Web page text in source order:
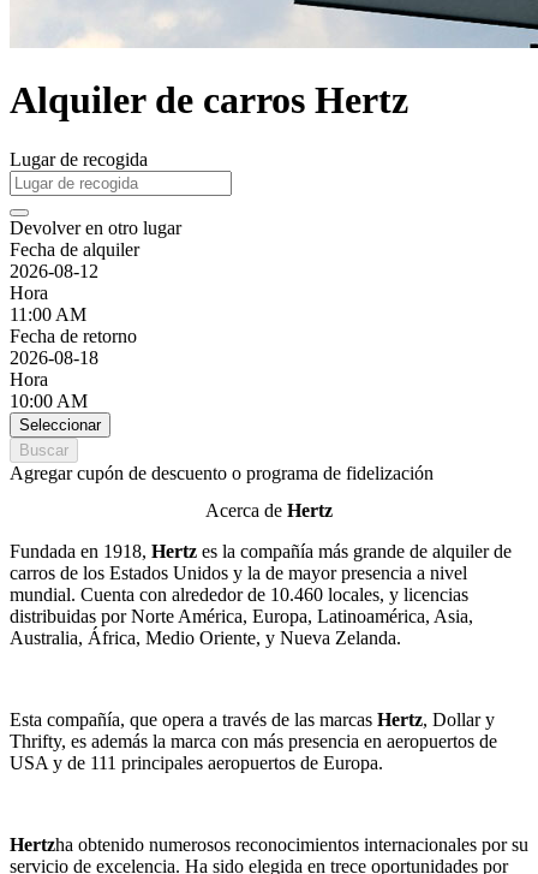
Alquiler de carros Hertz
Lugar de recogida
Devolver en otro lugar
Fecha de alquiler
2026-08-12
Hora
11:00 AM
Fecha de retorno
2026-08-18
Hora
10:00 AM
Seleccionar
Buscar
Agregar cupón de descuento o programa de fidelización
Acerca de Hertz
Fundada en 1918, Hertz es la compañía más grande de alquiler de
carros de los Estados Unidos y la de mayor presencia a nivel
mundial. Cuenta con alrededor de 10.460 locales, y licencias
distribuidas por Norte América, Europa, Latinoamérica, Asia,
Australia, África, Medio Oriente, y Nueva Zelanda.
Esta compañía, que opera a través de las marcas Hertz, Dollar y
Thrifty, es además la marca con más presencia en aeropuertos de
USA y de 111 principales aeropuertos de Europa.
Hertzha obtenido numerosos reconocimientos internacionales por su
servicio de excelencia. Ha sido elegida en trece oportunidades por